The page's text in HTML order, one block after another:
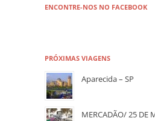
ENCONTRE-NOS NO FACEBOOK
PRÓXIMAS VIAGENS
Aparecida – SP
MERCADÃO/ 25 DE